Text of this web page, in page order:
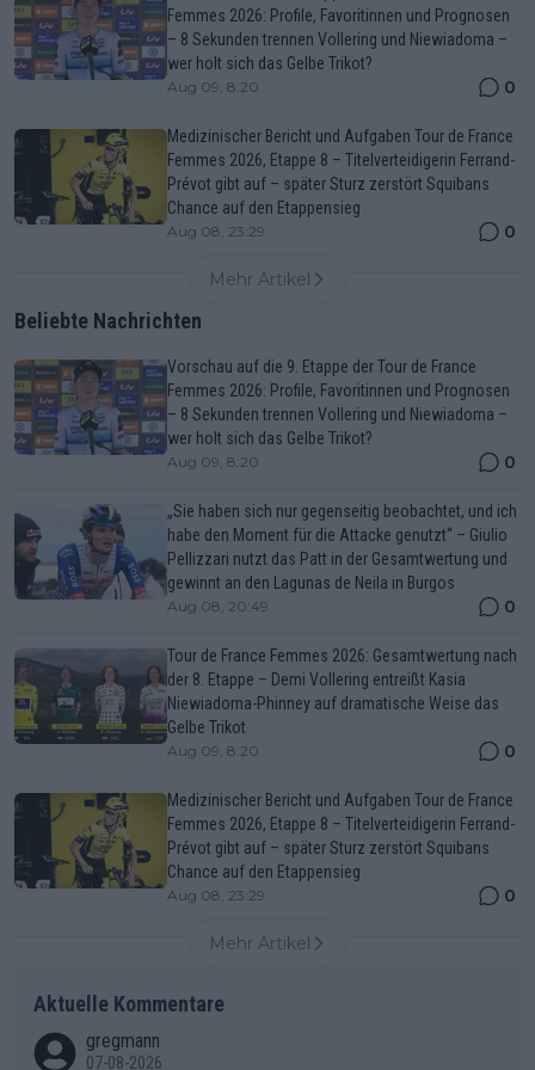
Femmes 2026: Profile, Favoritinnen und Prognosen
– 8 Sekunden trennen Vollering und Niewiadoma –
wer holt sich das Gelbe Trikot?
Aug 09, 8:20 0
Medizinischer Bericht und Aufgaben Tour de France
Femmes 2026, Etappe 8 – Titelverteidigerin Ferrand-
Prévot gibt auf – später Sturz zerstört Squibans
Chance auf den Etappensieg
Aug 08, 23:29 0
Mehr Artikel
Beliebte Nachrichten
Vorschau auf die 9. Etappe der Tour de France
Femmes 2026: Profile, Favoritinnen und Prognosen
– 8 Sekunden trennen Vollering und Niewiadoma –
wer holt sich das Gelbe Trikot?
Aug 09, 8:20 0
„Sie haben sich nur gegenseitig beobachtet, und ich
habe den Moment für die Attacke genutzt“ – Giulio
Pellizzari nutzt das Patt in der Gesamtwertung und
gewinnt an den Lagunas de Neila in Burgos
Aug 08, 20:49 0
Tour de France Femmes 2026: Gesamtwertung nach
der 8. Etappe – Demi Vollering entreißt Kasia
Niewiadoma-Phinney auf dramatische Weise das
Gelbe Trikot
Aug 09, 8:20 0
Medizinischer Bericht und Aufgaben Tour de France
Femmes 2026, Etappe 8 – Titelverteidigerin Ferrand-
Prévot gibt auf – später Sturz zerstört Squibans
Chance auf den Etappensieg
Aug 08, 23:29 0
Mehr Artikel
Aktuelle Kommentare
gregmann
07-08-2026